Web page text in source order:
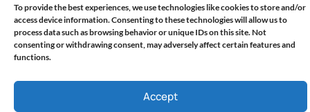
To provide the best experiences, we use technologies like cookies to store and/or
access device information. Consenting to these technologies will allow us to
process data such as browsing behavior or unique IDs on this site. Not
consenting or withdrawing consent, may adversely affect certain features and
functions.
Accept
Ο Λογαριασμός μου
Η Ομάδα μας
Επικοινωνία